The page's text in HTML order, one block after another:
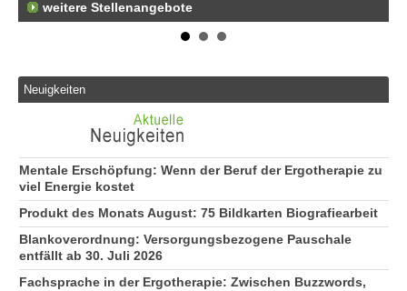
weitere Stellenangebote
Neuigkeiten
Mentale Erschöpfung: Wenn der Beruf der Ergotherapie zu
viel Energie kostet
Produkt des Monats August: 75 Bildkarten Biografiearbeit
Blankoverordnung: Versorgungsbezogene Pauschale
entfällt ab 30. Juli 2026
Fachsprache in der Ergotherapie: Zwischen Buzzwords,